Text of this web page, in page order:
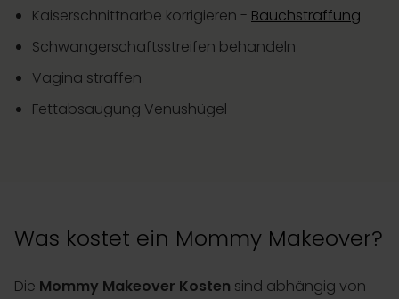
Kaiserschnittnarbe korrigieren - Bauchstraffung
Schwangerschaftsstreifen behandeln
Vagina straffen
Fettabsaugung Venushügel
Was kostet ein Mommy Makeover?
Die Mommy Makeover Kosten sind abhängig von